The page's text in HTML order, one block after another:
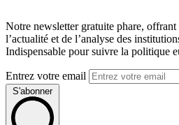
Notre newsletter gratuite phare, offrant
l’actualité et de l’analyse des
Indispensable pour suivre la politique
Entrez votre email
S'abonner